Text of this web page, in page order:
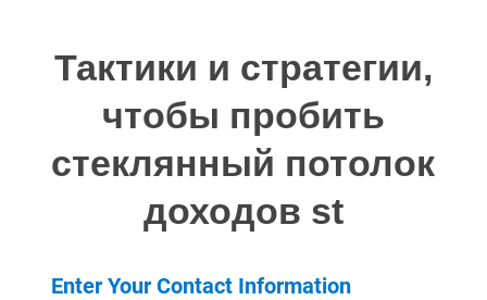
Тактики и стратегии,
чтобы пробить
стеклянный потолок
доходов st